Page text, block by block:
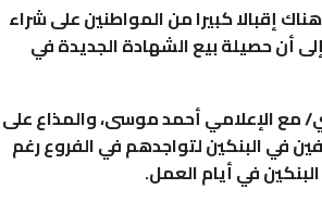
إقبالا كبيرا من المواطنين على شراء
الأهلي ومصر، بعائد بلغ 25%، مشيرا إلى أن حصيلة بيع الشهادة الجديدة في
مع الإعلامي أحمد موسى، والمذاع على
في البنكين لتواجدهم في الفروع رغم
في أيام العمل.